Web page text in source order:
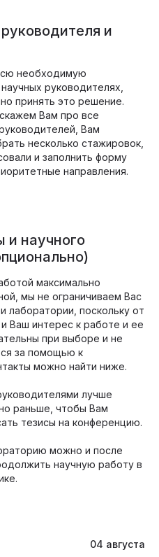
и
необходимую
руководителях,
принять это решение.
Вам про все
Вам
несколько стажировок,
и заполнить форму
направления.
и научного
максимально
мы не ограничиваем Вас
лаборатории, поскольку от
Ваш интерес к работе и ее
при выборе и не
за помощью к
можно найти ниже.
лучше
раньше, чтобы Вам
тезисы на конференцию.
можно и после
научную работу в
04 августа